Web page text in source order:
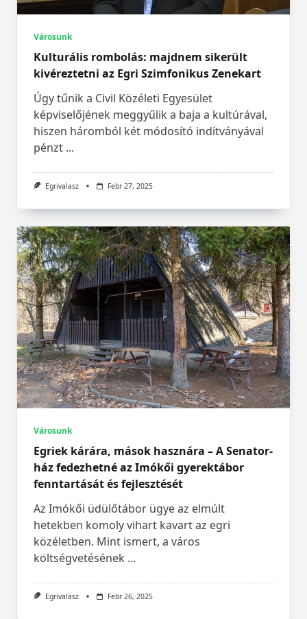
Városunk
Kulturális rombolás: majdnem sikerült
kivéreztetni az Egri Szimfonikus Zenekart
Úgy tűnik a Civil Közéleti Egyesület
képviselőjének meggyűlik a baja a kultúrával,
hiszen háromból két módosító indítványával
pénzt ...
Egrivalasz Febr 27, 2025
Városunk
Egriek kárára, mások hasznára – A Senator-
ház fedezhetné az Imókői gyerektábor
fenntartását és fejlesztését
Az Imókői üdülőtábor ügye az elmúlt
hetekben komoly vihart kavart az egri
közéletben. Mint ismert, a város
költségvetésének ...
Egrivalasz Febr 26, 2025